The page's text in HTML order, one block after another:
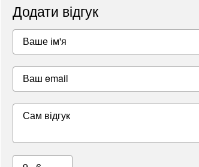
Додати відгук
Ваше ім'я
Ваш email
Сам відгук